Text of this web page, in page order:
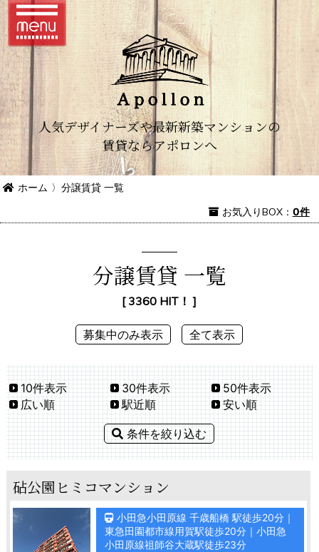
人気デザイナーズや最新新築マンションの
賃貸ならアポロンへ
ホーム 〉分譲賃貸 一覧
お気入りBOX： 0件
分譲賃貸 一覧
[ 3360 HIT！ ]
募集中のみ表示 全て表示
10件表示 30件表示
50件表示
広い順
駅近順 安い順
条件を絞り込む
砧公園ヒミコマンション
小田急小田原線 千歳船橋 駅徒歩20分｜
東急田園都市線用賀駅徒歩20分｜小田急
小田原線祖師谷大蔵駅徒歩23分